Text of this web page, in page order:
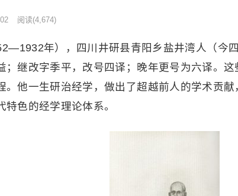
阅读(4,674)
年），四川井研县青阳乡盐井湾人（今
；继改字季平，改号四译；晚年更号为六译。
。他一生研治经学，做出了超越前人的学术贡
特色的经学理论体系。